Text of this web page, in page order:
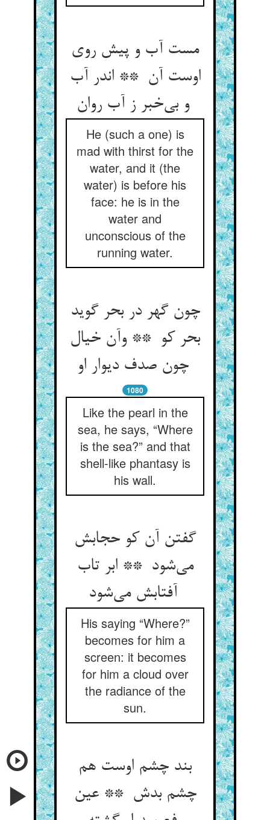
مست آب و پیش روی
اوست آن ** اندر آب
و بی‌خبر ز آب روان
He (such a one) is
mad with thirst for the
water, and it (the
water) is before his
face: he is in the
water and
unconscious of the
running water.
چون گهر در بحر گوید
بحر کو ** وآن خیال
چون صدف دیوار او
1080
Like the pearl in the
sea, he says, “Where
is the sea?” and that
shell-like phantasy is
his wall.
گفتن آن کو حجابش
می‌شود ** ابر تاب
His saying “Where?”
becomes for him a
screen: it becomes
for him a cloud over
the radiance of the
sun.
بند چشم اوست هم
چشم بدش ** عین